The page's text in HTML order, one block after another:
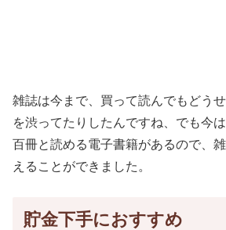
雑誌は今まで、買って読んでもどう
を渋ってたりしたんですね、でも今
百冊と読める電子書籍があるので、
えることができました。
貯金下手におすすめ